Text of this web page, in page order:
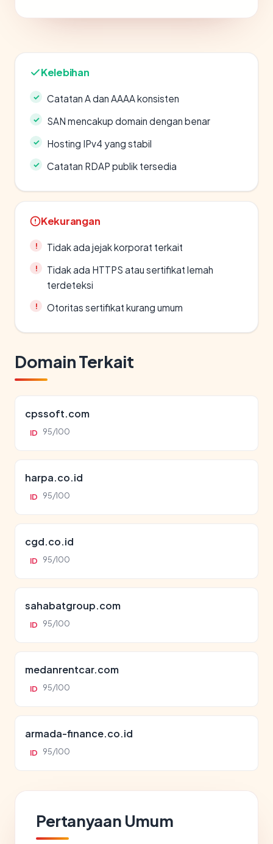
Kelebihan
Catatan A dan AAAA konsisten
SAN mencakup domain dengan benar
Hosting IPv4 yang stabil
Catatan RDAP publik tersedia
Kekurangan
Tidak ada jejak korporat terkait
Tidak ada HTTPS atau sertifikat lemah
terdeteksi
Otoritas sertifikat kurang umum
Domain Terkait
cpssoft.com
ID 95/100
harpa.co.id
ID 95/100
cgd.co.id
ID 95/100
sahabatgroup.com
ID 95/100
medanrentcar.com
ID 95/100
armada-finance.co.id
ID 95/100
Pertanyaan Umum